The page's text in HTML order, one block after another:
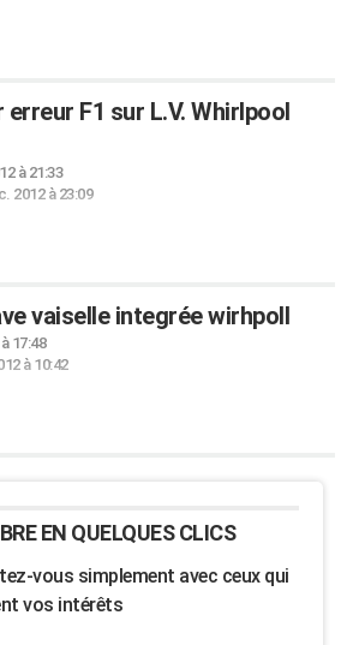
F1 sur L.V. Whirlpool
à 21:33
2012 à 23:09
vaiselle integrée wirhpoll
17:48
à 10:42
EN QUELQUES CLICS
vous simplement avec ceux qui
vos intérêts